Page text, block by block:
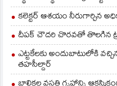
కలెక్టర్ ఆశయం నీరుగార్చిన
దీపక్ చౌదరి చొరవతో తొలగిన
ఎట్టకేలకు అందుబాటులోకి
తహసీల్దార్